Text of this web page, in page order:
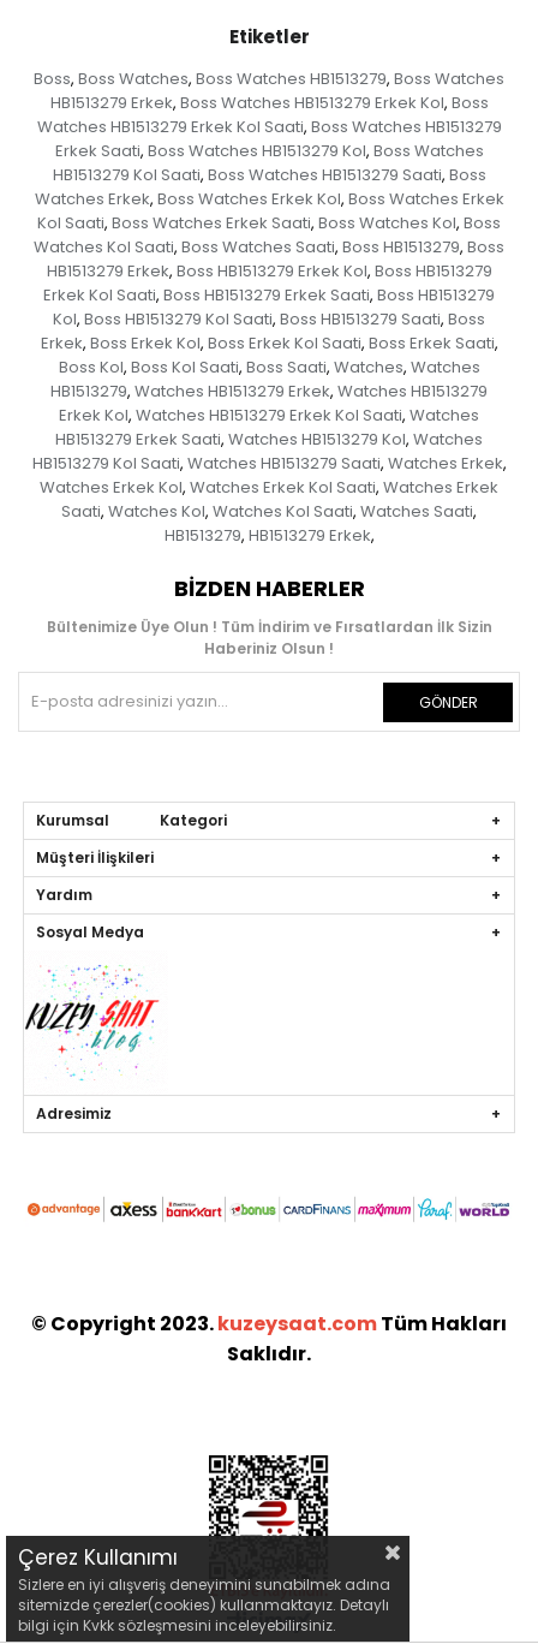
Etiketler
Boss, Boss Watches, Boss Watches HB1513279, Boss Watches
HB1513279 Erkek, Boss Watches HB1513279 Erkek Kol, Boss
Watches HB1513279 Erkek Kol Saati, Boss Watches HB1513279
Erkek Saati, Boss Watches HB1513279 Kol, Boss Watches
HB1513279 Kol Saati, Boss Watches HB1513279 Saati, Boss
Watches Erkek, Boss Watches Erkek Kol, Boss Watches Erkek
Kol Saati, Boss Watches Erkek Saati, Boss Watches Kol, Boss
Watches Kol Saati, Boss Watches Saati, Boss HB1513279, Boss
HB1513279 Erkek, Boss HB1513279 Erkek Kol, Boss HB1513279
Erkek Kol Saati, Boss HB1513279 Erkek Saati, Boss HB1513279
Kol, Boss HB1513279 Kol Saati, Boss HB1513279 Saati, Boss
Erkek, Boss Erkek Kol, Boss Erkek Kol Saati, Boss Erkek Saati,
Boss Kol, Boss Kol Saati, Boss Saati, Watches, Watches
HB1513279, Watches HB1513279 Erkek, Watches HB1513279
Erkek Kol, Watches HB1513279 Erkek Kol Saati, Watches
HB1513279 Erkek Saati, Watches HB1513279 Kol, Watches
HB1513279 Kol Saati, Watches HB1513279 Saati, Watches Erkek,
Watches Erkek Kol, Watches Erkek Kol Saati, Watches Erkek
Saati, Watches Kol, Watches Kol Saati, Watches Saati,
HB1513279, HB1513279 Erkek,
BIZDEN HABERLER
Bültenimize Üye Olun ! Tüm İndirim ve Fırsatlardan İlk Sizin
Haberiniz Olsun !
GÖNDER
Kurumsal Kategori
Müşteri İlişkileri
Yardım
Sosyal Medya
Adresimiz
© Copyright 2023.kuzeysaat.comTüm Hakları
Saklıdır.
Çerez Kullanımı
Sizlere en iyi alışveriş deneyimini sunabilmek adına
sitemizde çerezler(cookies) kullanmaktayız. Detaylı
bilgi için Kvkk sözleşmesini inceleyebilirsiniz.